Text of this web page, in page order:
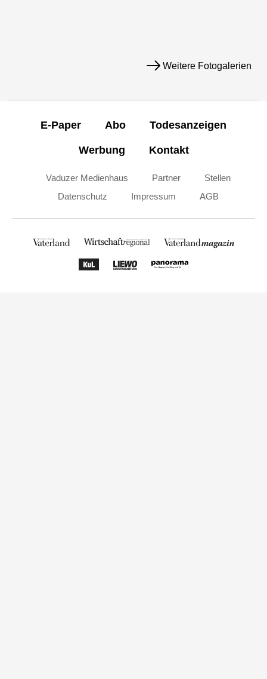
Weitere Fotogalerien
E-Paper Abo Todesanzeigen
Werbung Kontakt
Vaduzer Medienhaus Partner
Stellen
Datenschutz
Impressum AGB